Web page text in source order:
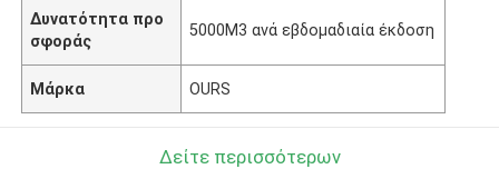
Δυνατότητα προ
σφοράς
5000M3 ανά εβδομαδιαία έκδοση
Μάρκα OURS
Δείτε περισσότερων